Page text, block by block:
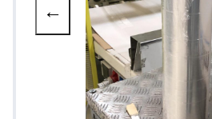
←